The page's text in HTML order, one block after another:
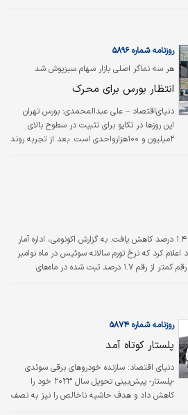
هر سه نماگر اصلی بازار سهام سبزپوش شد
روزنامه شماره ۵۸۹۶
انتظار بورس برای محرک
دنیای‌اقتصاد – علی عبدالمحمدی: بورس تهران
این روزها در تکاپو برای تثبیت در سطوح بالای
۲‌میلیون و ۱۰۰‌هزار‌واحدی است. بعد از تجربه روند
از افزایش ارتفاع نماگرها خواهد بود.
تورم سوئیس در ماه نوامبر به ۱.۴ درصد کاهش یافت. به گزارش اکونومی، اداره آمار
کرد که نرخ تورم سالانه سوئیس در ماه نوامبر
به ۱.۴درصد رسیده است. این رقم کمتر از رقم ۱.۷ درصد ثبت شده در ماه‌های
در بحبوحه کاهش قیمت‌‌‌ها برای اقامتگاه‌ها و
گرمایشی و سبزیجات رخ داده…
روزنامه شماره ۵۸۷۴
پلستار کوتاه آمد
دنیای اقتصاد: سازنده خودروهای برقی سوئدی
-پلستار- پیش‌‌بینی تحویل سال ۲۰۲۳ خود را
کاهش داد و هدف حاشیه ناخالص را نیز به نصف